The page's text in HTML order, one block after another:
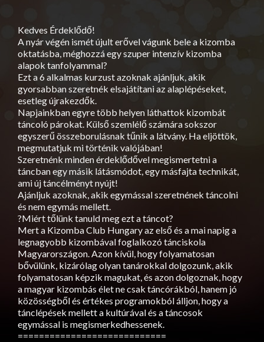
Kedves Érdeklődő!
A nyár végén ismét újult erővel vágunk bele a kizomba
oktatásba, méghozzá egy szuper intenzív kizomba
alapok tanfolyammal?
Ezt a 6 alkalmas kurzust azoknak ajánljuk, akik
gyorsabban szeretnék elsajátítani az alaplépéseket,
esetleg újrakezdők.
Napjainkban egyre több helyen láthattok kizombát
táncoló párokat. Külső szemlélő számára sokszor
egyszerű összeborulásnak tűnik a látvány. Ha eljöttök,
megmutatjuk mi történik valójában!
Szeretnénk minden érdeklődővel megismertetni a
táncban egy másik látásmódot, egy másfajta technikát,
ami új táncélményt nyújt!
Ajánljuk azoknak, akik egymással szeretnének táncolni
és nem egymás mellett.
?Miért tőlünk tanuld meg ezt a táncot?
Mert a Kizomba Club Hungary az első és a mai napig a
legnagyobb kizombával foglalkozó tánciskola
Magyarországon. Azon kívül, hogy folyamatosan
bővülünk, kizárólag olyan tanárokkal dolgozunk, akik
folyamatosan képzik magukat, és azon dolgoznak, hogy
a magyar kizombás élet ne csak táncórákból, hanem jó
közösségből és értékes programokból álljon, hogy a
tánclépések mellett a kultúrával és a táncosok
egymással is megismerkedhessenek.
============================